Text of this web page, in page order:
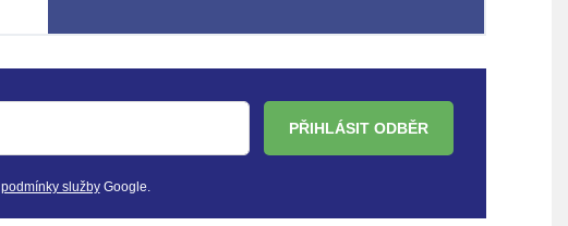
PŘIHLÁSIT ODBĚR
podmínky službyGoogle.